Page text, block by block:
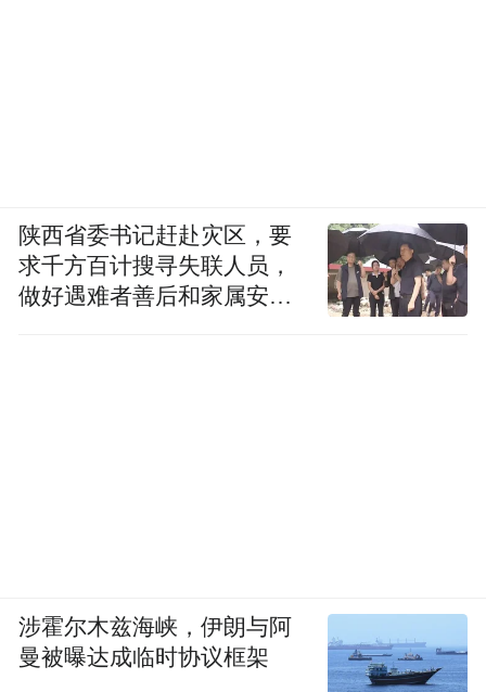
陕西省委书记赶赴灾区，要
求千方百计搜寻失联人员，
做好遇难者善后和家属安抚
涉霍尔木兹海峡，伊朗与阿
曼被曝达成临时协议框架